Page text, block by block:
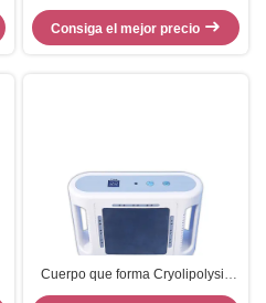
adelgaza el equipo CR02 de la
belleza de la pérdida de peso de
la máquina
Consiga el mejor precio
Cuerpo que forma Cryolipolysis
que adelgaza la máquina de